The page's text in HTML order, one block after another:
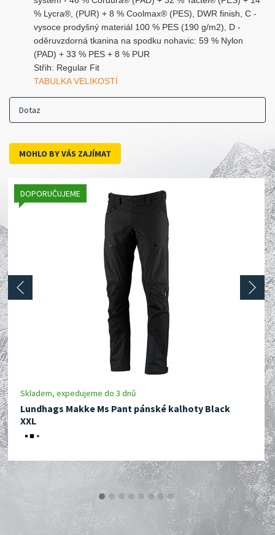
% Lycra®, (PUR) + 8 % Coolmax® (PES), DWR finish, C -
vysoce prodyšný materiál 100 % PES (190 g/m2), D -
oděruvzdorná tkanina na spodku nohavic: 59 % Nylon
(PAD) + 33 % PES + 8 % PUR
Střih: Regular Fit
TABULKA VELIKOSTÍ
Dotaz
MOHLO BY VÁS ZAJÍMAT
DOPORUČUJEME
Skladem, expedujeme do 3 dnů
Lundhags Makke Ms Pant pánské kalhoty Black
XXL
prev next